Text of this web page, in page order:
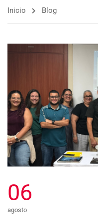
Inicio Blog
06
agosto